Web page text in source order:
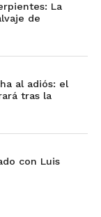
La
de
al adiós: el
tras la
con Luis